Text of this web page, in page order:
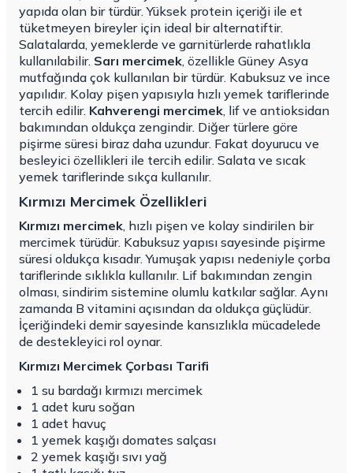
yapıda olan bir türdür. Yüksek protein içeriği ile et
tüketmeyen bireyler için ideal bir alternatiftir.
Salatalarda, yemeklerde ve garnitürlerde rahatlıkla
kullanılabilir. Sarı mercimek, özellikle Güney Asya
mutfağında çok kullanılan bir türdür. Kabuksuz ve ince
yapılıdır. Kolay pişen yapısıyla hızlı yemek tariflerinde
tercih edilir. Kahverengi mercimek, lif ve antioksidan
bakımından oldukça zengindir. Diğer türlere göre
pişirme süresi biraz daha uzundur. Fakat doyurucu ve
besleyici özellikleri ile tercih edilir. Salata ve sıcak
yemek tariflerinde sıkça kullanılır.
Kırmızı Mercimek Özellikleri
Kırmızı mercimek, hızlı pişen ve kolay sindirilen bir
mercimek türüdür. Kabuksuz yapısı sayesinde pişirme
süresi oldukça kısadır. Yumuşak yapısı nedeniyle çorba
tariflerinde sıklıkla kullanılır. Lif bakımından zengin
olması, sindirim sistemine olumlu katkılar sağlar. Aynı
zamanda B vitamini açısından da oldukça güçlüdür.
İçeriğindeki demir sayesinde kansızlıkla mücadelede
de destekleyici rol oynar.
Kırmızı Mercimek Çorbası Tarifi
1 su bardağı kırmızı mercimek
1 adet kuru soğan
1 adet havuç
1 yemek kaşığı domates salçası
2 yemek kaşığı sıvı yağ